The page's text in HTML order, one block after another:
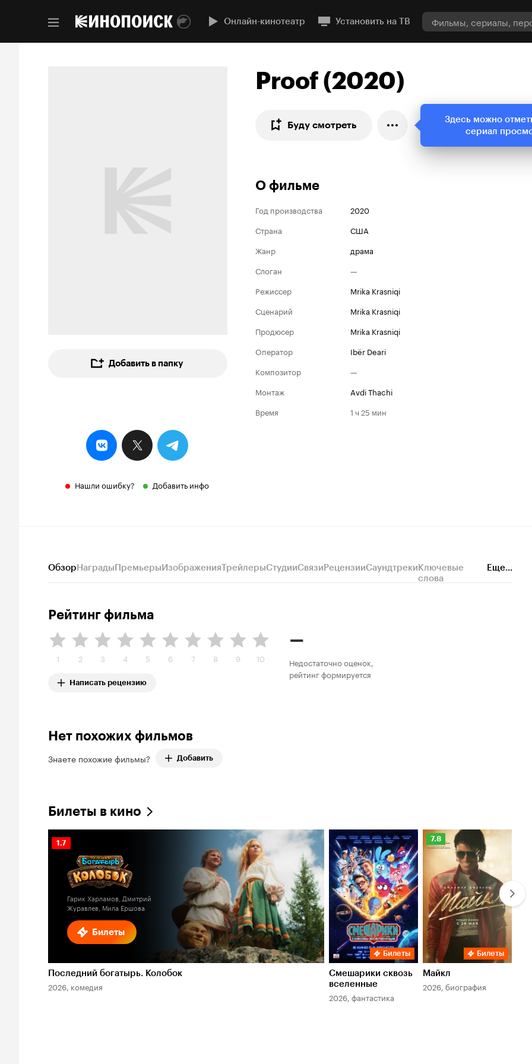
Онлайн-кинотеатр Установить на ТВ
Добавить в папку
Нашли ошибку? Добавить инфо
Proof (2020)
Буду смотреть
О фильме
Год производства
2020
Страна
США
Жанр
драма
Слоган
—
Режиссер
Mrika Krasniqi
Сценарий
Mrika Krasniqi
Продюсер
Mrika Krasniqi
Оператор
Ibër Deari
Композитор
—
Монтаж
Avdi Thachi
Время
1 ч 25 мин
ОбзорНаградыПремьерыИзображенияТрейлерыСтудииСвязиРецензииСаундтрекиКлючевые
слова
Еще...
Рейтинг фильма
1 2 3 4 5 6 7 8 9 10
Написать рецензию
–
Недостаточно оценок,
рейтинг формируется
Нет похожих фильмов
Знаете похожие фильмы? Добавить
Билеты в кино
Билеты
Рейтинг
Кинопоиска
1.7
Гарик Харламов, Дмитрий
Журавлев, Мила Ершова
Последний богатырь. Колобок
2026, комедия
Билеты
Смешарики сквозь
вселенные
2026, фантастика
Рейтинг
Кинопоиска
7.8
Билеты
Майкл
2026, биография
Здесь можно
сериал